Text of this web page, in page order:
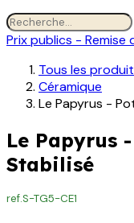
Prix publics -
Tous les
Céramique
Le Papyrus -
Le Papyrus
Stabilisé
ref.S-TG5-CE1